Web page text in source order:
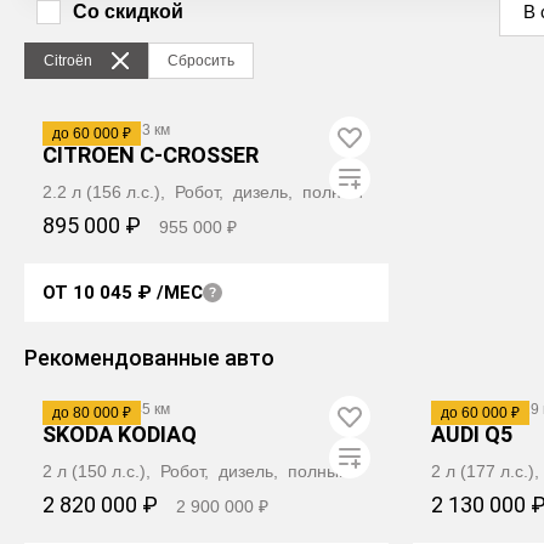
Citroën Сбросить
Со скидкой В
до 60 000 ₽
2010· 143 053 км
CITROËN C-CROSSER
2.2 л (156 л.с.), Робот, дизель, полный
895 000 ₽ 955 000 ₽
ОТ 10 045 ₽ /МЕС
Рекомендованные авто
до 80 000 ₽
2020· 143 945 км
SKODA KODIAQ
2 л (150 л.с.), Робот, дизель, полный
2 820 000 ₽ 2 900 000 ₽
до 60 000 ₽
2014· 156 729
AUDI Q5
2 л (177
2 130 000